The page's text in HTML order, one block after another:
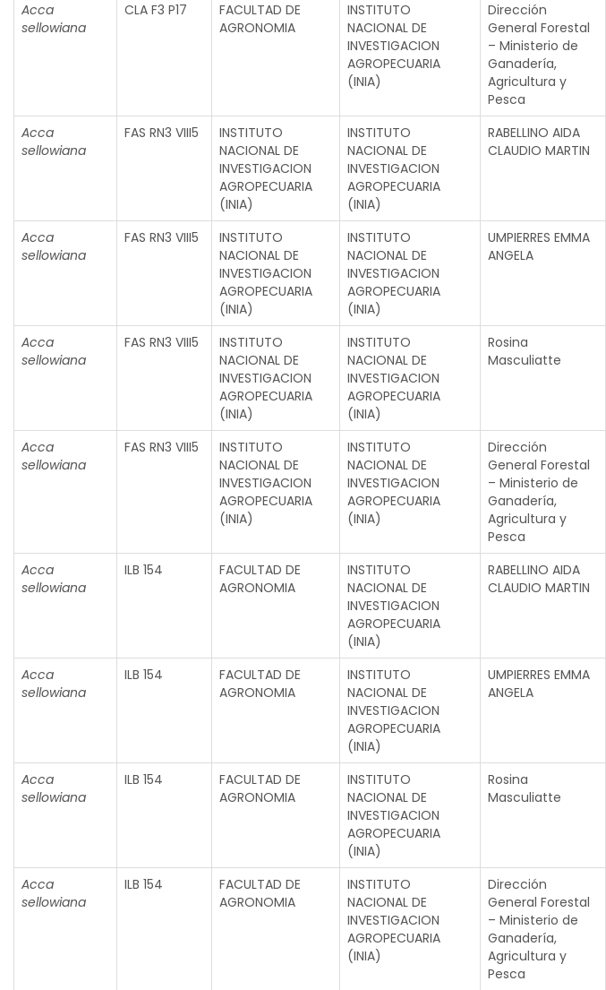
Acca
sellowiana
CLA F3 P17
FACULTAD DE
AGRONOMIA
INSTITUTO
NACIONAL DE
INVESTIGACION
AGROPECUARIA
(INIA)
Dirección
General Forestal
– Ministerio de
Ganadería,
Agricultura y
Pesca
Acca
sellowiana
FAS RN3 VIII5
INSTITUTO
NACIONAL DE
INVESTIGACION
AGROPECUARIA
(INIA)
INSTITUTO
NACIONAL DE
INVESTIGACION
AGROPECUARIA
(INIA)
RABELLINO AIDA
CLAUDIO MARTIN
Acca
sellowiana
FAS RN3 VIII5
INSTITUTO
NACIONAL DE
INVESTIGACION
AGROPECUARIA
(INIA)
INSTITUTO
NACIONAL DE
INVESTIGACION
AGROPECUARIA
(INIA)
UMPIERRES EMMA
ANGELA
Acca
sellowiana
FAS RN3 VIII5
INSTITUTO
NACIONAL DE
INVESTIGACION
AGROPECUARIA
(INIA)
INSTITUTO
NACIONAL DE
INVESTIGACION
AGROPECUARIA
(INIA)
Rosina
Masculiatte
Acca
sellowiana
FAS RN3 VIII5
INSTITUTO
NACIONAL DE
INVESTIGACION
AGROPECUARIA
(INIA)
INSTITUTO
NACIONAL DE
INVESTIGACION
AGROPECUARIA
(INIA)
Dirección
General Forestal
– Ministerio de
Ganadería,
Agricultura y
Pesca
Acca
sellowiana
ILB 154
FACULTAD DE
AGRONOMIA
INSTITUTO
NACIONAL DE
INVESTIGACION
AGROPECUARIA
(INIA)
RABELLINO AIDA
CLAUDIO MARTIN
Acca
sellowiana
ILB 154
FACULTAD DE
AGRONOMIA
INSTITUTO
NACIONAL DE
INVESTIGACION
AGROPECUARIA
(INIA)
UMPIERRES EMMA
ANGELA
Acca
sellowiana
ILB 154
FACULTAD DE
AGRONOMIA
INSTITUTO
NACIONAL DE
INVESTIGACION
AGROPECUARIA
(INIA)
Rosina
Masculiatte
Acca
sellowiana
ILB 154
FACULTAD DE
AGRONOMIA
INSTITUTO
NACIONAL DE
INVESTIGACION
AGROPECUARIA
(INIA)
Dirección
General Forestal
– Ministerio de
Ganadería,
Agricultura y
Pesca